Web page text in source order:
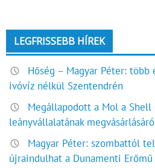
LEGFRISSEBB HÍREK
Hőség – Magyar Péter:
ivóvíz nélkül Szentendrén
Megállapodott a Mol a Shell
leányvállalatának
Magyar Péter: szombattól
újraindulhat a Dunamenti Erőmű